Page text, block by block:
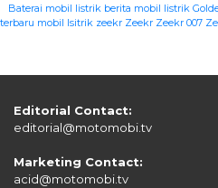
Baterai mobil listrik berita mobil listrik
terbaru mobil lsitrik zeekr Zeekr Zeekr 007
Editorial Contact:
editorial@motomobi.tv
Marketing Contact:
acid@motomobi.tv